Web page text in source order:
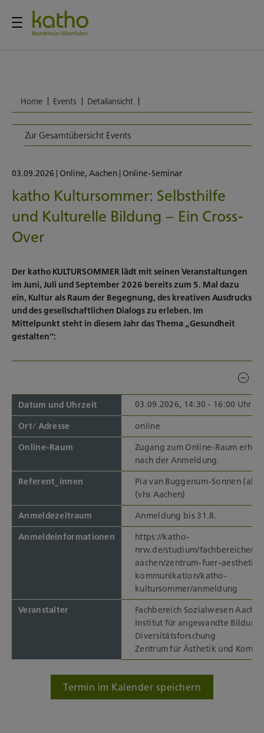
Home Events Detailansicht
Zur Gesamtübersicht Events
03.09.2026 Online, Aachen Online-Seminar
katho Kultursommer: Selbsthilfe
und Kulturelle Bildung – Ein Cross-
Over
Der katho KULTURSOMMER lädt mit seinen Veranstaltungen
im Juni, Juli und September 2026 bereits zum 5. Mal dazu
ein, Kultur als Raum der Begegnung, des kreativen Ausdrucks
und des gesellschaftlichen Dialogs zu erleben. Im
Mittelpunkt steht in diesem Jahr das Thema „Gesundheit
gestalten“:
Datum und Uhrzeit 03.09.2026, 14:30 - 16:00 Uhr
Ort/ Adresse
online
Online-Raum
Zugang zum Online-Raum
nach der Anmeldung.
Referent_innen
Pia van Buggenum-Sonnen
(vhs Aachen)
Anmeldezeitraum
Anmeldung bis 31.8.
Anmeldeinformationen
https://katho-
nrw.de/studium/fachbereiche/
aachen/zentrum-fuer-
kommunikation/katho-
kultursommer/anmeldung
Veranstalter
Fachbereich Sozialwesen Aachen
Institut für angewandte
Diversitätsforschung
Zentrum für Ästhetik und
Termin im Kalender speichern